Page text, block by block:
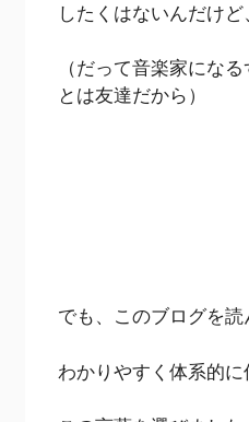
したくはないんだけど、
（だって音楽家にな
とは友達だから）
でも、このブログを読
わかりやすく体系的に